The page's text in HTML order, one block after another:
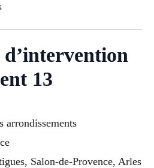
d’intervention
13
arrondissements
Salon-de-Provence, Arles